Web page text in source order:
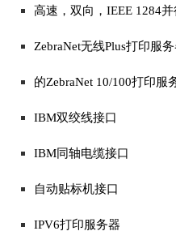
高速，双向，IEEE 1284并
ZebraNet无线Plus打印服
的ZebraNet 10/100打印服
IBM双绞线接口
IBM同轴电缆接口
自动贴标机接口
IPV6打印服务器